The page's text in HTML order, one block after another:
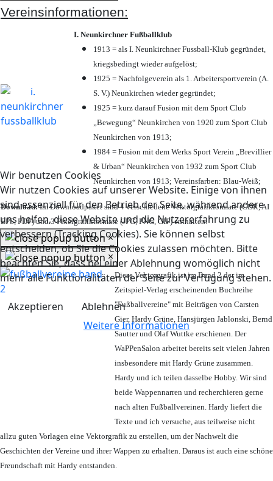
Wir benutzen Cookies
Wir nutzen Cookies auf unserer Website. Einige von ihnen
sind essenziell für den Betrieb der Seite, während andere
uns helfen, diese Website und die Nutzererfahrung zu
verbessern (Tracking Cookies). Sie können selbst
entscheiden, ob Sie die Cookies zulassen möchten. Bitte
beachten Sie, dass bei einer Ablehnung womöglich nicht
mehr alle Funktionalitäten der Seite zur Verfügung stehen.
Akzeptieren
Ablehnen
Weitere Informationen
Vereinsinformationen:
I. Neunkirchner Fußballklub
1913 = als I. Neunkirchner Fussball-Klub gegründet,
kriegsbedingt wieder aufgelöst;
1925 = Nachfolgeverein als 1. Arbeitersportverein (A.
S. V.) Neunkirchen wieder gegründet;
1925 = kurz darauf Fusion mit dem Sport Club
„Bewegung“ Neunkirchen von 1920 zum Sport Club
Neunkirchen von 1913;
1984 = Fusion mit dem Werks Sport Verein „Brevillier
& Urban“ Neunkirchen von 1932 zum Sport Club
Neunkirchen von 1913; Vereinsfarben: Blau-Weiß;
Download:Im Downloadpaket sind 4 verschiedene Vektorgrafikformate (CDR, AI
EPS, PDF) und 3 Pixelgrafikformate (JPG, PNG, GIF) enthalten.
×
×
Diese Vektorgrafik ist im Band 2 der im
Zeitspiel-Verlag erscheinenden Buchreihe
"Fußballvereine" mit Beiträgen von Carsten
Gier, Hardy Grüne, Hansjürgen Jablonski, Bernd
Sautter und Olaf Wuttke erschienen. Der
WaPPenSalon arbeitet bereits seit vielen Jahren
insbesondere mit Hardy Grüne zusammen.
Hardy und ich teilen dasselbe Hobby. Wir sind
beide Wappennarren und recherchieren gerne
nach alten Fußballvereinen. Hardy liefert die
Texte und ich versuche, aus teilweise nicht
allzu guten Vorlagen eine Vektorgrafik zu erstellen, um der Nachwelt die
Geschichten der Vereine und ihrer Wappen zu erhalten. Daraus ist auch eine schöne
Freundschaft mit Hardy entstanden.